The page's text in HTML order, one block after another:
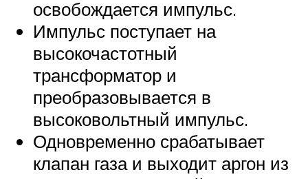
освобождается импульс.
Импульс поступает на
высокочастотный
трансформатор и
преобразовывается в
высоковольтный импульс.
Одновременно срабатывает
клапан газа и выходит аргон из